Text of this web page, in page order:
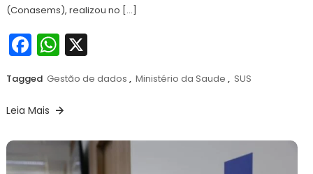
(Conasems), realizou no […]
Facebook
WhatsApp
X
Tagged Gestão de dados , Ministério da Saude , SUS
Leia Mais